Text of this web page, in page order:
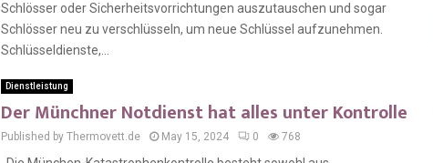
Schlösser oder Sicherheitsvorrichtungen auszutauschen und sogar
Schlösser neu zu verschlüsseln, um neue Schlüssel aufzunehmen.
Schlüsseldienste,...
Dienstleistung
Der Münchner Notdienst hat alles unter Kontrolle
Published by Thermovett.de May 15, 2024 0 768